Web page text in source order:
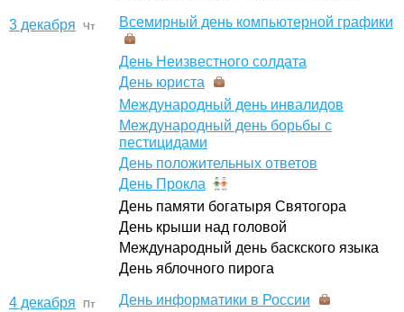
3 декабря Чт Всемирный день компьютерной графики
День Неизвестного солдата
День юриста
Международный день инвалидов
Международный день борьбы с
пестицидами
День положительных ответов
День Прокла
День памяти богатыря Святогора
День крыши над головой
Международный день баскского языка
День яблочного пирога
4 декабря Пт
День информатики в России